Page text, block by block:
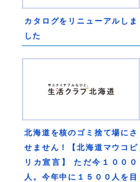
カタログをリニューアルしま
した
北海道を核のゴミ捨て場にさ
せません！【北海道マウコピ
リカ宣言】 ただ今１０００
人。今年中に１５００人を目